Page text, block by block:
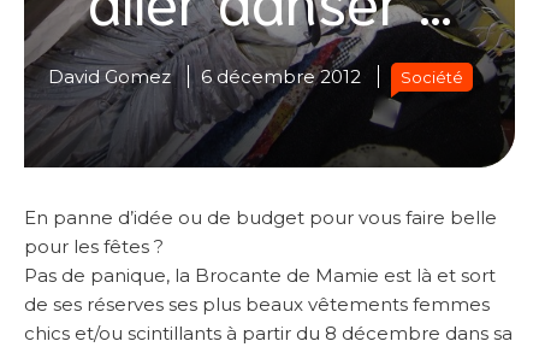
David Gomez 6 décembre 2012 Société
En panne d’idée ou de budget pour vous faire belle
pour les fêtes ?
Pas de panique, la Brocante de Mamie est là et sort
de ses réserves ses plus beaux vêtements femmes
chics et/ou scintillants à partir du 8 décembre dans sa